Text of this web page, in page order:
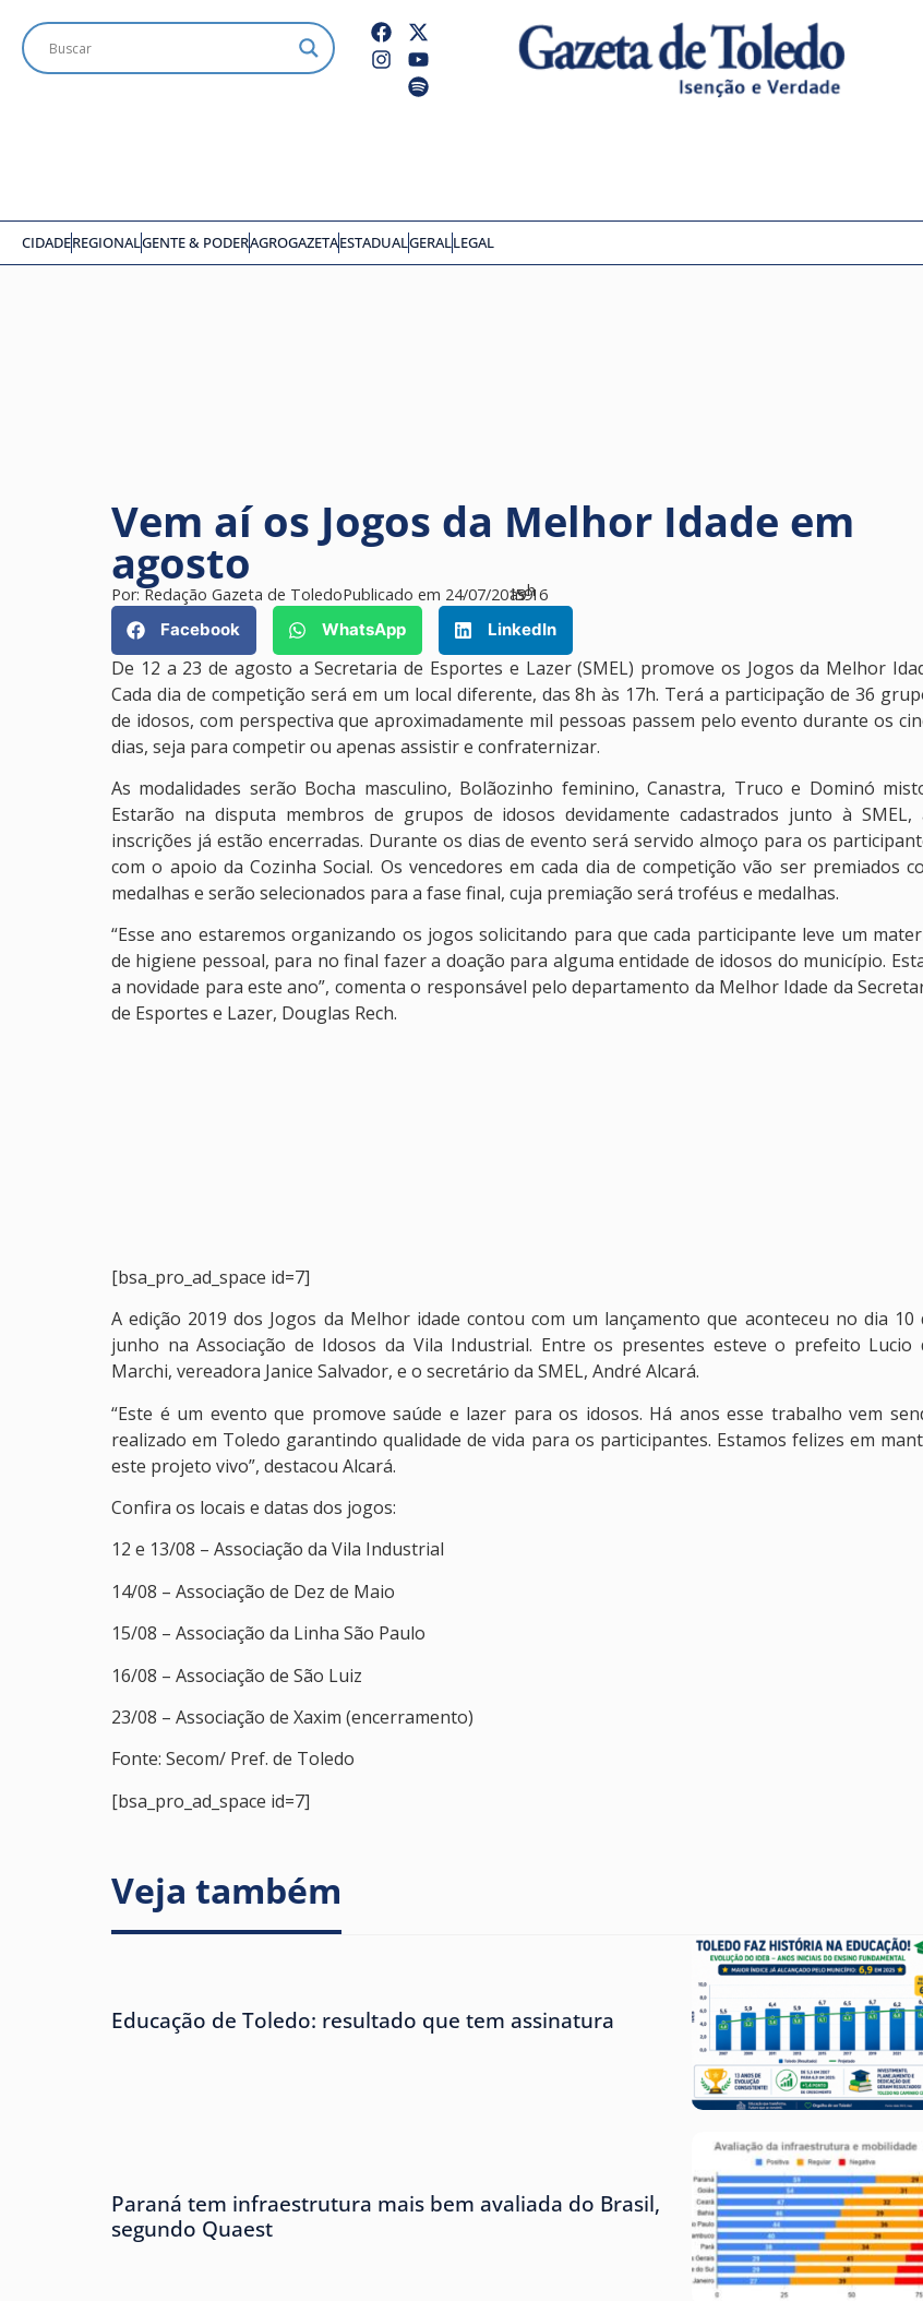
CIDADEREGIONALGENTE & PODERAGROGAZETAESTADUALGERALLEGAL
Vem aí os Jogos da Melhor Idade em
agosto
Por:Redação Gazeta de ToledoPublicado em 24/07/2019
às16
h
59
Facebook
WhatsApp LinkedIn
De 12 a 23 de agosto a Secretaria de Esportes e Lazer (SMEL) promove os Jogos da Melhor
Cada dia de competição será em um local diferente, das 8h às 17h. Terá a participação de 36
de idosos, com perspectiva que aproximadamente mil pessoas passem pelo evento durante os
dias, seja para competir ou apenas assistir e confraternizar.
As modalidades serão Bocha masculino, Bolãozinho feminino, Canastra, Truco e Dominó
Estarão na disputa membros de grupos de idosos devidamente cadastrados junto à SMEL,
inscrições já estão encerradas. Durante os dias de evento será servido almoço para os
com o apoio da Cozinha Social. Os vencedores em cada dia de competição vão ser premiados
medalhas e serão selecionados para a fase final, cuja premiação será troféus e medalhas.
“Esse ano estaremos organizando os jogos solicitando para que cada participante leve um
de higiene pessoal, para no final fazer a doação para alguma entidade de idosos do município.
a novidade para este ano”, comenta o responsável pelo departamento da Melhor Idade da
de Esportes e Lazer, Douglas Rech.
[bsa_pro_ad_space id=7]
A edição 2019 dos Jogos da Melhor idade contou com um lançamento que aconteceu no dia 10
junho na Associação de Idosos da Vila Industrial. Entre os presentes esteve o prefeito Lucio
Marchi, vereadora Janice Salvador, e o secretário da SMEL, André Alcará.
“Este é um evento que promove saúde e lazer para os idosos. Há anos esse trabalho vem
realizado em Toledo garantindo qualidade de vida para os participantes. Estamos felizes em
este projeto vivo”, destacou Alcará.
Confira os locais e datas dos jogos:
12 e 13/08 – Associação da Vila Industrial
14/08 – Associação de Dez de Maio
15/08 – Associação da Linha São Paulo
16/08 – Associação de São Luiz
23/08 – Associação de Xaxim (encerramento)
Fonte: Secom/ Pref. de Toledo
[bsa_pro_ad_space id=7]
Veja também
Educação de Toledo: resultado que tem assinatura
Paraná tem infraestrutura mais bem avaliada do Brasil,
segundo Quaest